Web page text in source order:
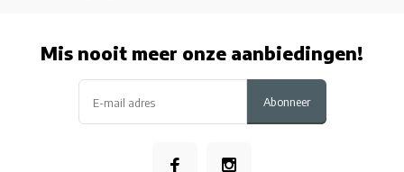
Mis nooit meer onze aanbiedingen!
Abonneer